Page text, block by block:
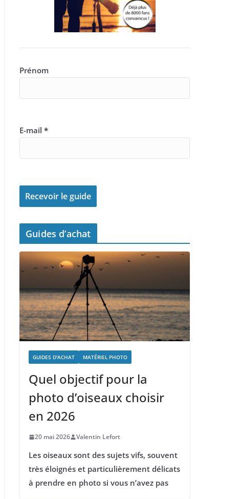
Prénom
E-mail *
Guides d’achat
GUIDES D'ACHAT MATÉRIEL PHOTO
Quel objectif pour la
photo d’oiseaux choisir
en 2026
20 mai 2026 Valentin Lefort
Les oiseaux sont des sujets vifs, souvent
très éloignés et particulièrement délicats
à prendre en photo si vous n’avez pas